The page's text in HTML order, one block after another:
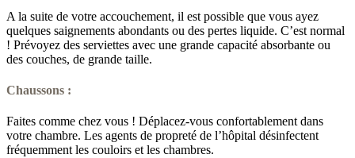
A la suite de votre accouchement, il est possible que vous ayez
quelques saignements abondants ou des pertes liquide. C’est normal
! Prévoyez des serviettes avec une grande capacité absorbante ou
des couches, de grande taille.
Chaussons :
Faites comme chez vous ! Déplacez-vous confortablement dans
votre chambre. Les agents de propreté de l’hôpital désinfectent
fréquemment les couloirs et les chambres.